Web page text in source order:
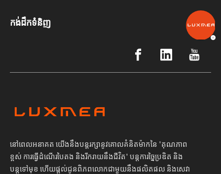
កង់ដឹកទំនិញ
នៅពេលអនាគត យើងនឹងបន្តរក្សានូវគោលគំនិតម៉ាកនៃ 'គុណភាព
ខ្ពស់ ការធ្វើដំណើរបៃតង និងរីករាយនឹងជីវិត' បន្តការច្នៃប្រឌិត និង
បន្តទៅមុខ ហើយផ្តល់ជូនពិភពលោកជាមួយនឹងផលិតផល និងសេវា